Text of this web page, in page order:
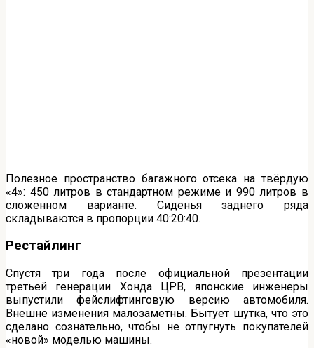
Полезное пространство багажного отсека на твёрдую
«4»: 450 литров в стандартном режиме и 990 литров в
сложенном варианте. Сиденья заднего ряда
складываются в пропорции 40:20:40.
Рестайлинг
Спустя три года после официальной презентации
третьей генерации Хонда ЦРВ, японские инженеры
выпустили фейслифтинговую версию автомобиля.
Внешне изменения малозаметны. Бытует шутка, что это
сделано сознательно, чтобы не отпугнуть покупателей
«новой» моделью машины.